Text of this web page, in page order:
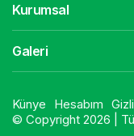
Kurumsal
Galeri
Künye Hesabım
© Copyright 2026 |